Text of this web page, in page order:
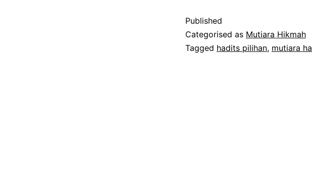
Published
Categorised as Mutiara Hikmah
Tagged hadits pilihan, mutiara